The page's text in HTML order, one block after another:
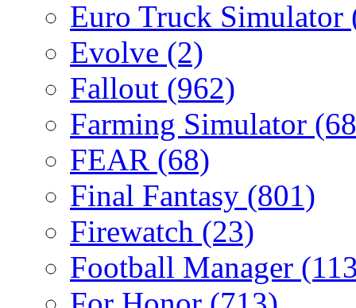
Euro Truck Simulator
Evolve (2)
Fallout (962)
Farming Simulator
FEAR (68)
Final Fantasy (801)
Firewatch (23)
Football Manager